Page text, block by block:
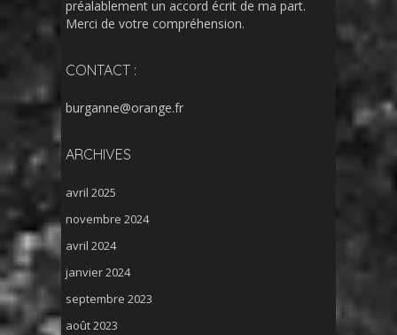
préalablement un accord écrit de ma part.
Merci de votre compréhension.
CONTACT :
burganne@orange.fr
ARCHIVES
avril 2025
novembre 2024
avril 2024
janvier 2024
septembre 2023
août 2023